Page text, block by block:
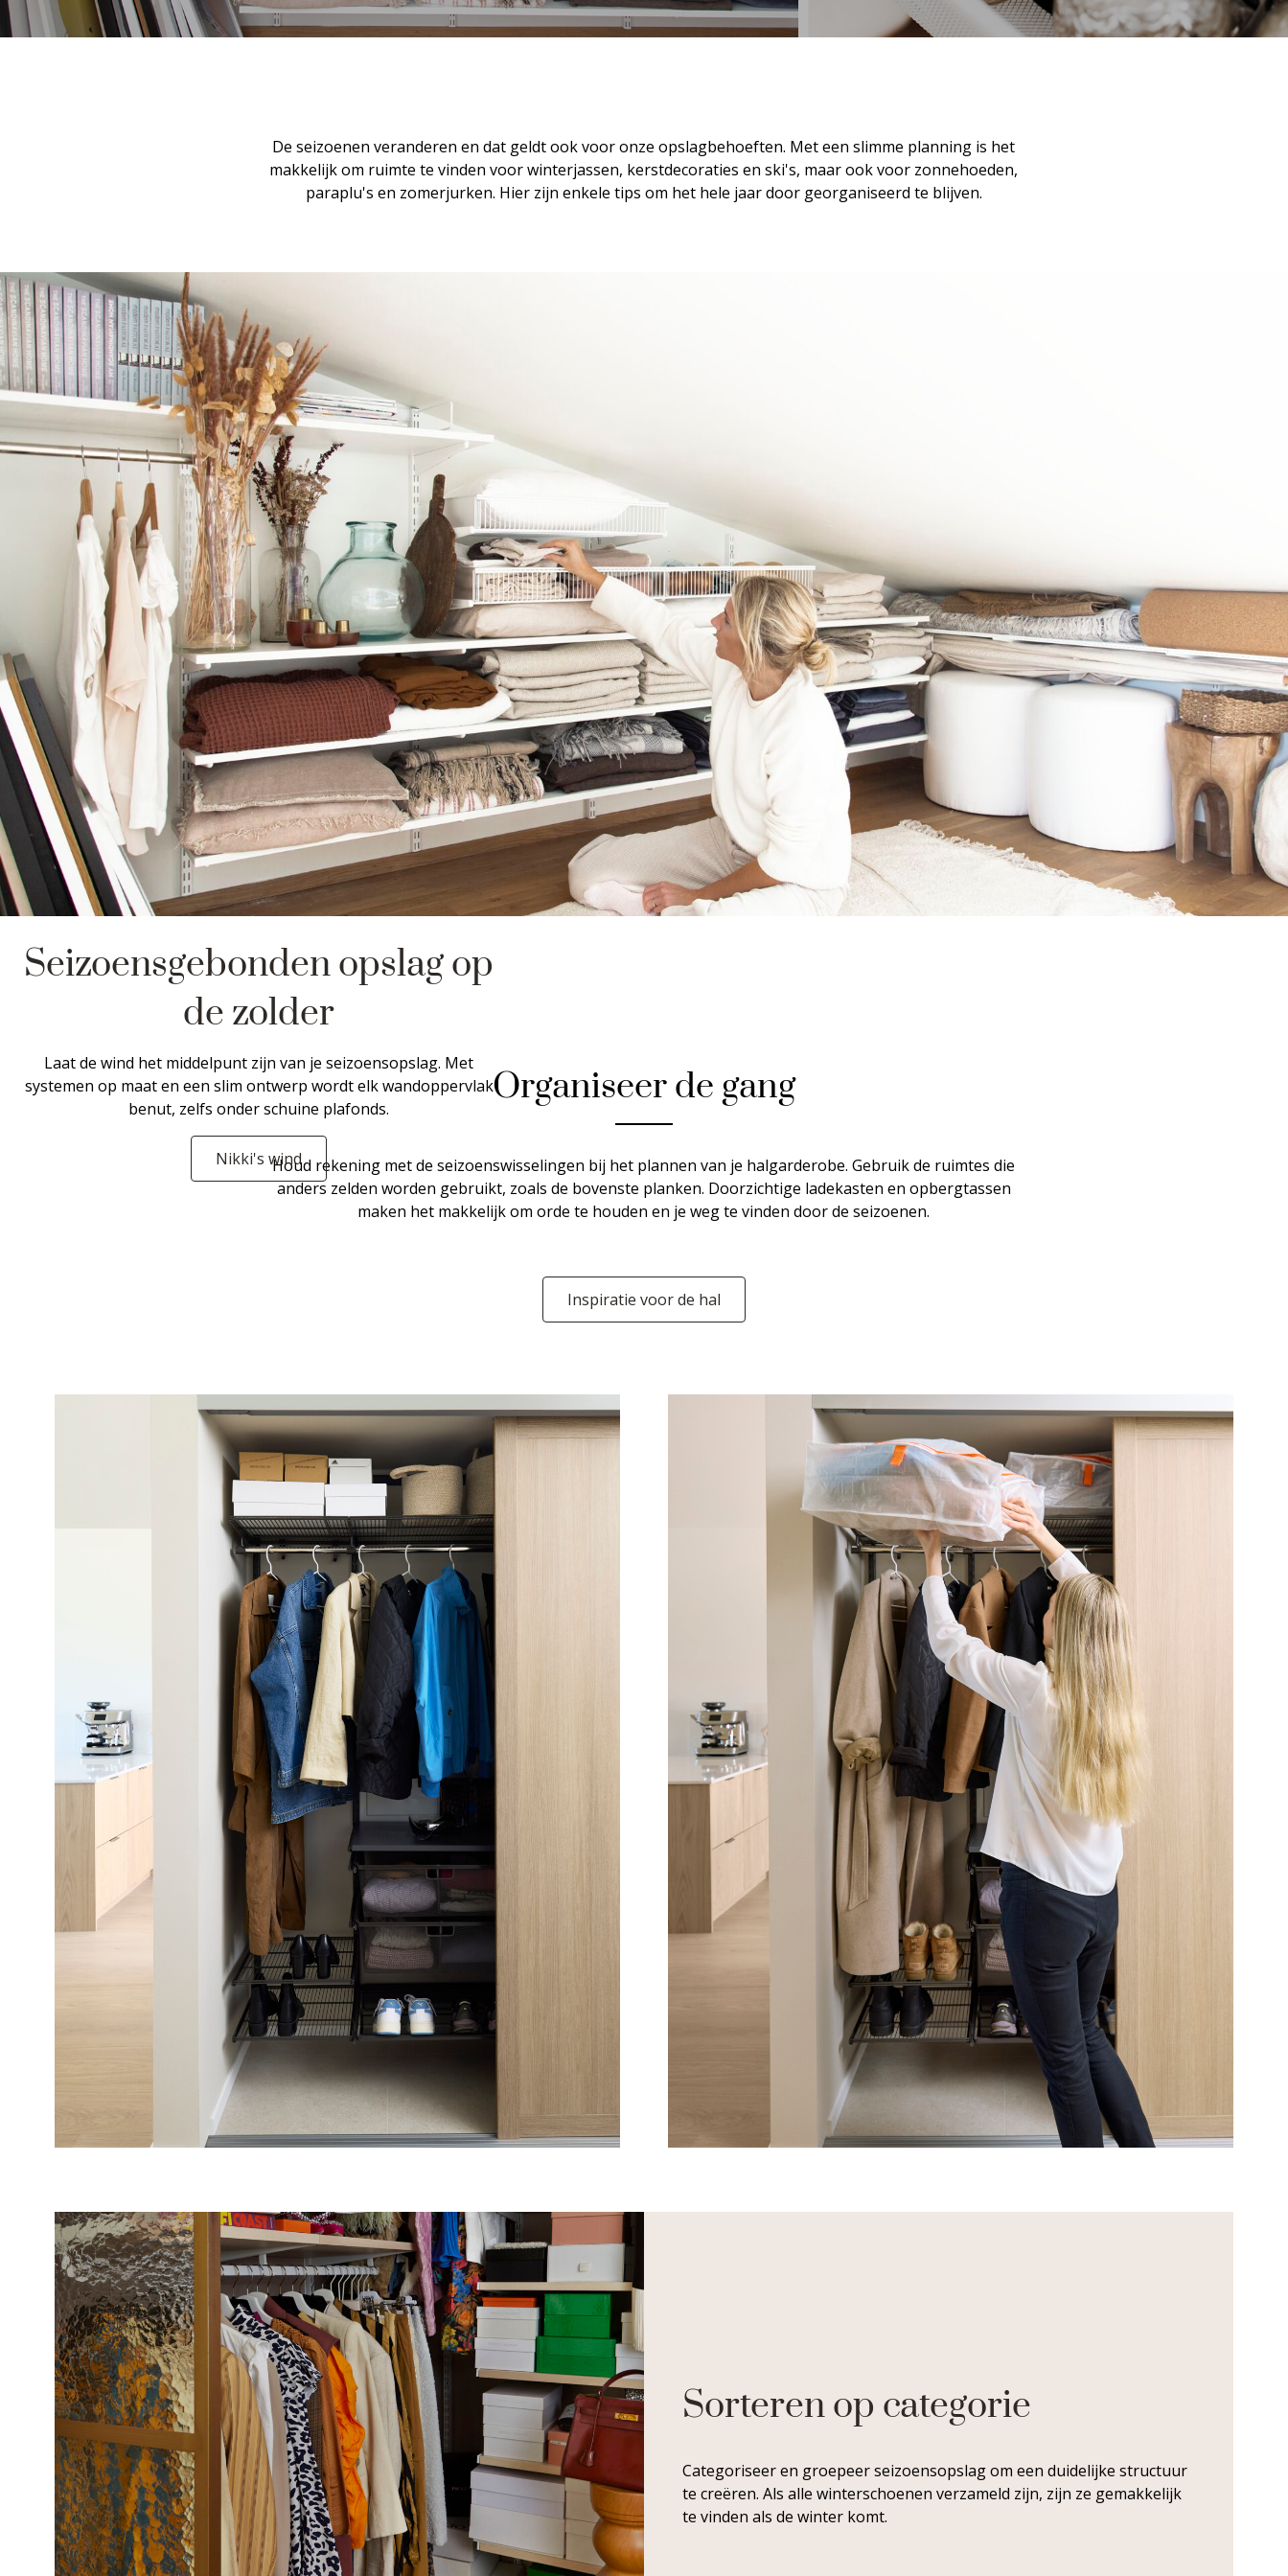
De seizoenen veranderen en dat geldt ook voor onze opslagbehoeften. Met een slimme planning is het
makkelijk om ruimte te vinden voor winterjassen, kerstdecoraties en ski's, maar ook voor zonnehoeden,
paraplu's en zomerjurken. Hier zijn enkele tips om het hele jaar door georganiseerd te blijven.
Seizoensgebonden opslag op
de zolder
Laat de wind het middelpunt zijn van je seizoensopslag. Met
systemen op maat en een slim ontwerp wordt elk wandoppervlak
benut, zelfs onder schuine plafonds.
Nikki's wind
Organiseer de gang
Houd rekening met de seizoenswisselingen bij het plannen van je halgarderobe. Gebruik de ruimtes die
anders zelden worden gebruikt, zoals de bovenste planken. Doorzichtige ladekasten en opbergtassen
maken het makkelijk om orde te houden en je weg te vinden door de seizoenen.
Inspiratie voor de hal
Sorteren op categorie
Categoriseer en groepeer seizoensopslag om een duidelijke structuur
te creëren. Als alle winterschoenen verzameld zijn, zijn ze gemakkelijk
te vinden als de winter komt.